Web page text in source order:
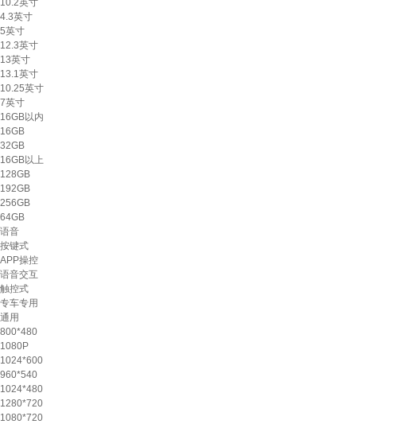
10.2英寸
4.3英寸
5英寸
12.3英寸
13英寸
13.1英寸
10.25英寸
7英寸
16GB以内
16GB
32GB
16GB以上
128GB
192GB
256GB
64GB
语音
按键式
APP操控
语音交互
触控式
专车专用
通用
800*480
1080P
1024*600
960*540
1024*480
1280*720
1080*720